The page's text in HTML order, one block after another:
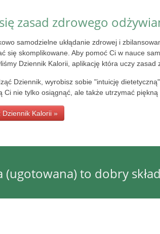
zasad zdrowego
samodzielne ukłądanie zdrowej i
się skomplikowane. Aby pomoć Ci w nauce
Dziennik Kalorii, aplikację która uczy zasad
Dziennik, wyrobisz sobie "intuicję
Ci nie tylko osiągnąć, ale także utrzymać piękną
Dziennik Kalorii »
(ugotowana) to dobry